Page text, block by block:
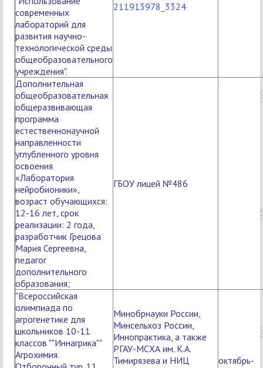
современных
лабораторий для
развития научно-
технологической среды
общеобразовательного
учреждения".
211913978_3324
Дополнительная
общеобразовательная
общеразвивающая
программа
естественнонаучной
направленности
углубленного уровня
освоения
«Лаборатория
нейробионики»,
возраст обучающихся:
12-16 лет, срок
реализации: 2 года,
разработчик Грецова
Мария Сергеевна,
педагог
дополнительного
образования;
ГБОУ лицей №486
"Всероссийская
олимпиада по
агрогенетике для
школьников 10-11
классов ""Иннагрика""
Агрохимия.
Минобрнауки России,
Минсельхоз России,
Иннопрактика, а также
РГАУ-МСХА им. К.А.
Тимирязева и НИЦ
октябрь-